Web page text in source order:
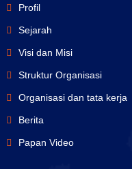
Profil
Sejarah
Visi dan Misi
Struktur Organisasi
Organisasi dan tata kerja
Berita
Papan Video